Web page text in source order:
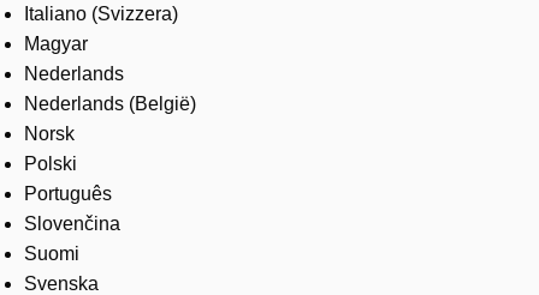
Italiano (Svizzera)
Magyar
Nederlands
Nederlands (België)
Norsk
Polski
Português
Slovenčina
Suomi
Svenska